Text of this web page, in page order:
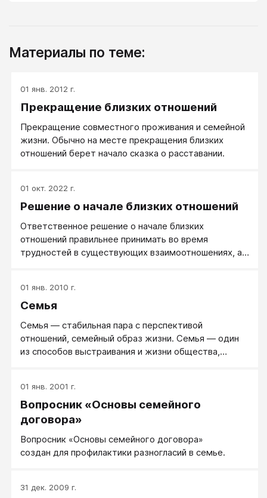
Материалы по теме:
01 янв. 2012 г.
Прекращение близких отношений
Прекращение совместного проживания и семейной
жизни. Обычно на месте прекращения близких
отношений берет начало сказка о расставании.
01 окт. 2022 г.
Решение о начале близких отношений
Ответственное решение о начале близких
отношений правильнее принимать во время
трудностей в существующих взаимоотношениях, а
01 янв. 2010 г.
Семья
Семья — стабильная пара с перспективой
отношений, семейный образ жизни. Семья — один
из способов выстраивания и жизни общества,
01 янв. 2001 г.
Вопросник «Основы семейного
договора»
Вопросник «Основы семейного договора»
создан для профилактики разногласий в семье.
31 дек. 2009 г.